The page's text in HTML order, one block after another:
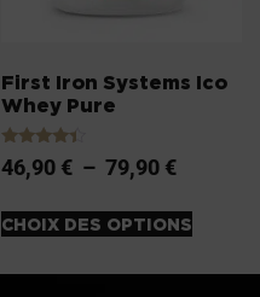
First Iron Systems Ico
Whey Pure
Note
4.20
46,90 € – 79,90 €
CHOIX DES OPTIONS